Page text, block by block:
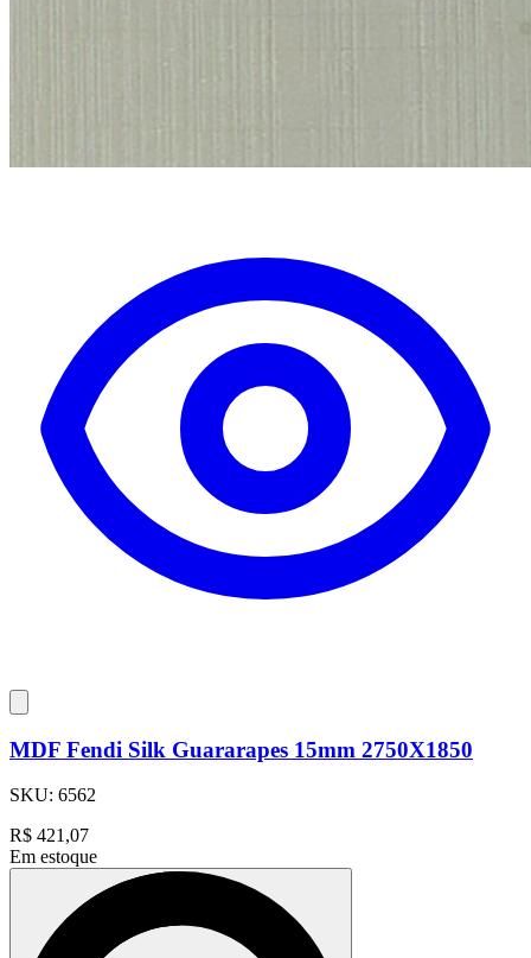
MDF Fendi Silk Guararapes 15mm 2750X1850
SKU: 6562
R$ 421,07
Em estoque